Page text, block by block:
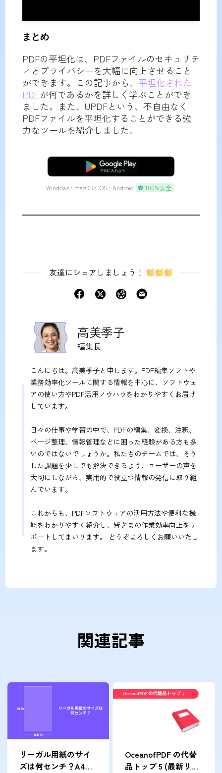
まとめ
PDFの平坦化は、PDFファイルのセキュリテ
ィとプライバシーを大幅に向上させること
ができます。この記事から、 平坦化された
PDFが何であるかを詳しく学ぶことができ
ました。また、UPDFという、不自由なく
PDFファイルを平坦化することができる強
力なツールを紹介しました。
無料ダウンロード
Windows • macOS • iOS • Android 100%安全
友達にシェアしましょう！
高美季子
編集長
こんにちは。高美季子と申します。PDF編集ソフトや
業務効率化ツールに関する情報を中心に、ソフトウェ
アの使い方やPDF活用ノウハウをわかりやすくお届け
しています。
日々の仕事や学習の中で、PDFの編集、変換、注釈、
ページ整理、情報管理などに困った経験がある方も多
いのではないでしょうか。私たちのチームでは、そう
した課題を少しでも解決できるよう、ユーザーの声を
大切にしながら、実用的で役立つ情報の発信に取り組
んでいます。
これからも、PDFソフトウェアの活用方法や便利な機
能をわかりやすく紹介し、皆さまの作業効率向上をサ
ポートしてまいります。 どうぞよろしくお願いいたし
ます。
関連記事
リーガル用紙のサイ
ズは何センチ？A4と
OceanofPDF の代替
品トップ 5 (最新リス